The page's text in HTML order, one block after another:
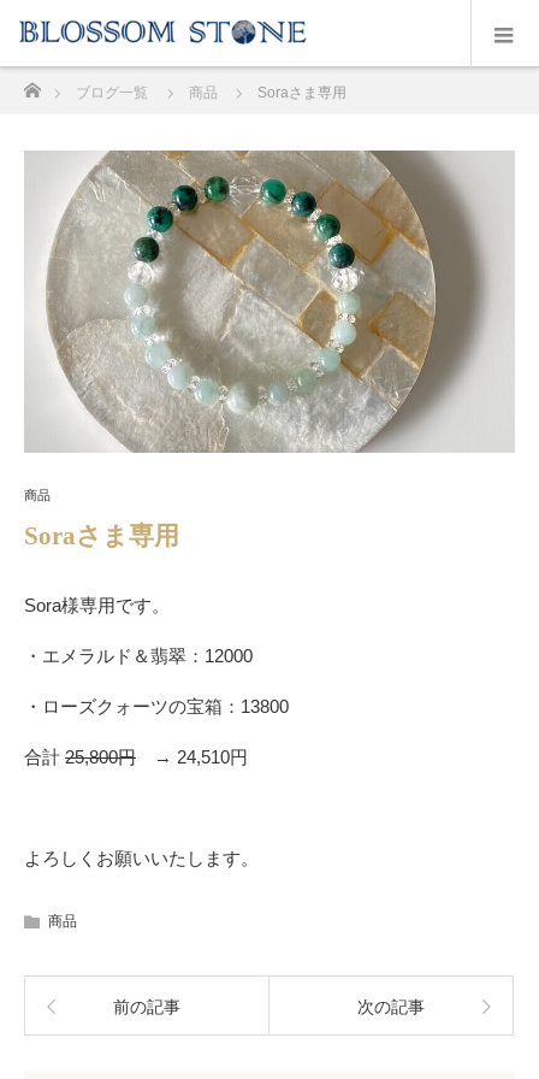
ブログ一覧 商品 Soraさま専用
商品
Soraさま専用
Sora様専用です。
・エメラルド＆翡翠：12000
・ローズクォーツの宝箱：13800
合計 25,800円 → 24,510円
よろしくお願いいたします。
商品
前の記事 次の記事